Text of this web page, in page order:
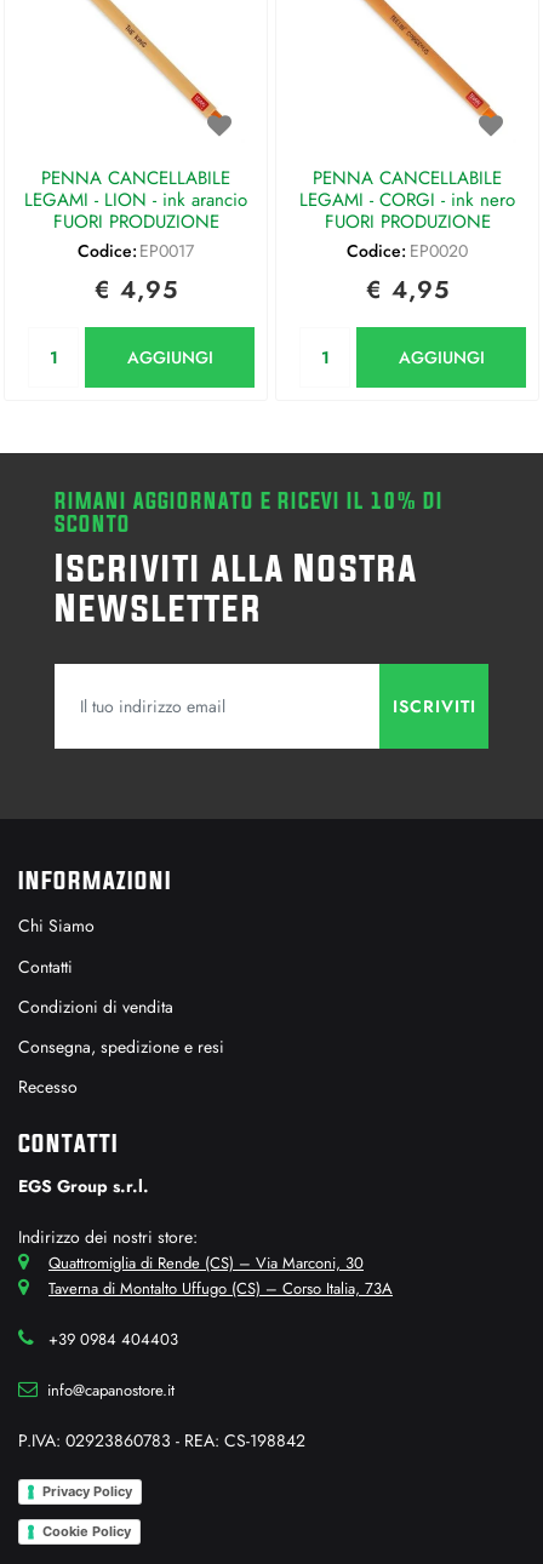
PENNA CANCELLABILE
LEGAMI - LION - ink arancio
FUORI PRODUZIONE
Codice: EP0017
€ 4,95
AGGIUNGI
PENNA CANCELLABILE
LEGAMI - CORGI - ink nero
FUORI PRODUZIONE
Codice: EP0020
€ 4,95
AGGIUNGI
RIMANI AGGIORNATO E RICEVI IL 10% DI
SCONTO
Iscriviti alla Nostra
Newsletter
INFORMAZIONI
Chi Siamo
Contatti
Condizioni di vendita
Consegna, spedizione e resi
Recesso
CONTATTI
EGS Group s.r.l.
Indirizzo dei nostri store:
Quattromiglia di Rende (CS) – Via Marconi, 30
Taverna di Montalto Uffugo (CS) – Corso Italia, 73A
+39 0984 404403
info@capanostore.it
P.IVA: 02923860783 - REA: CS-198842
Privacy Policy
Cookie Policy